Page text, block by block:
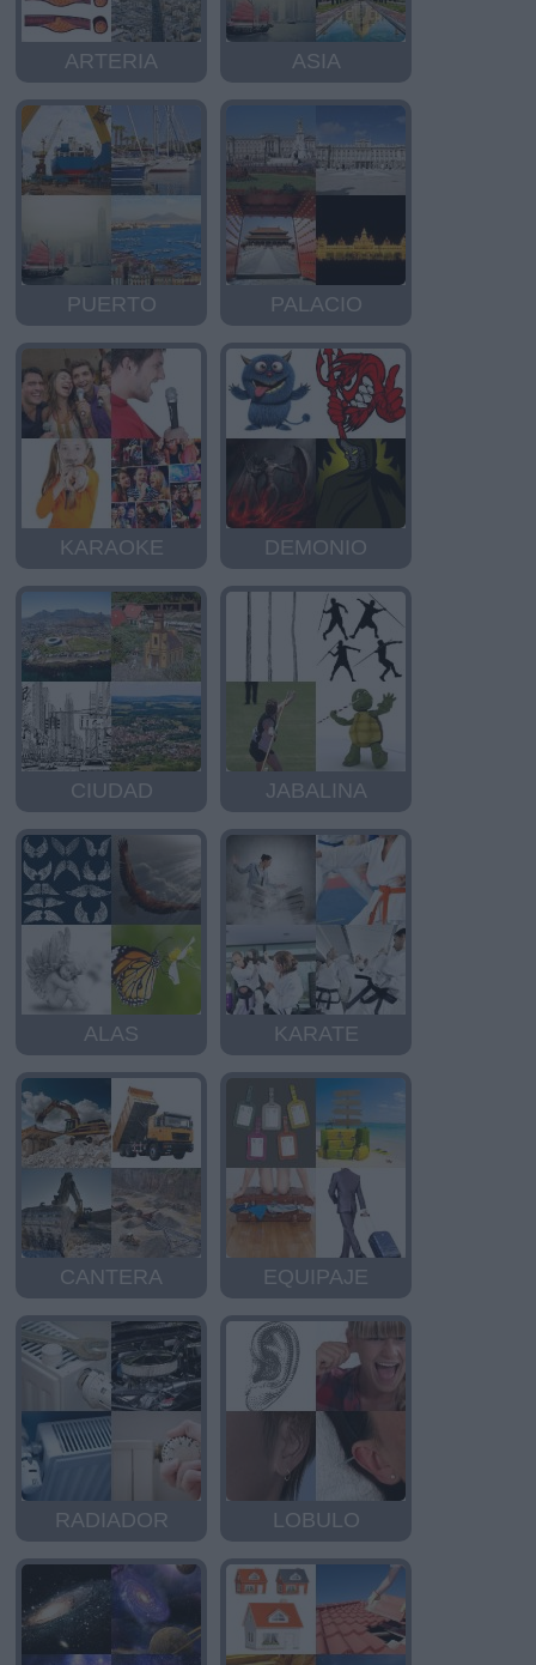
ARTERIA ASIA
PUERTO PALACIO
KARAOKE DEMONIO
CIUDAD JABALINA
ALAS KARATE
CANTERA EQUIPAJE
RADIADOR LOBULO